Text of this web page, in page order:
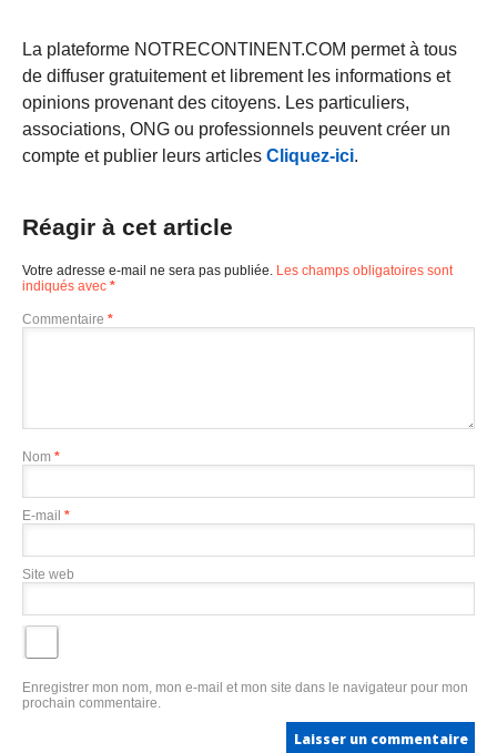
La plateforme NOTRECONTINENT.COM permet à tous
de diffuser gratuitement et librement les informations et
opinions provenant des citoyens. Les particuliers,
associations, ONG ou professionnels peuvent créer un
compte et publier leurs articles Cliquez-ici.
Réagir à cet article
Votre adresse e-mail ne sera pas publiée. Les champs obligatoires sont
indiqués avec *
Commentaire *
Nom *
E-mail *
Site web
Enregistrer mon nom, mon e-mail et mon site dans le navigateur pour mon
prochain commentaire.